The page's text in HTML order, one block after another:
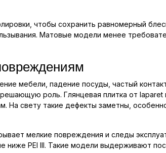
чтобы сохранить равномерный
Матовые модели менее
мебели, падение посуды, частый
роль. Глянцевая плитка от laparet
На свету такие дефекты заметны,
мелкие повреждения и следы
ниже PEI III. Такие модели выдерживают